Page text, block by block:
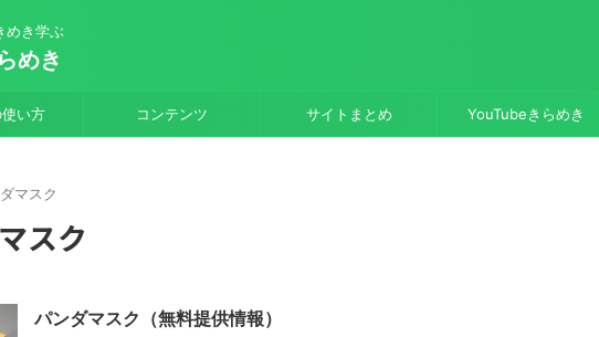
めき学ぶ
めき
い方 コンテンツ サイトまとめ YouTubeきらめき
マスク
スク
パンダマスク（無料提供情報）